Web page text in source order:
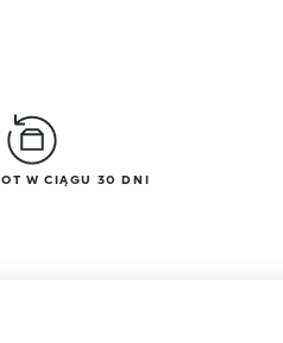
W CIĄGU 30 DNI